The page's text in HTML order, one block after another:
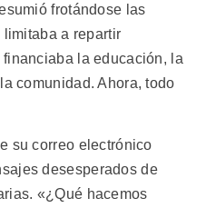
frotándose las
a repartir
la educación, la
comunidad. Ahora, todo
su correo electrónico
desesperados de
«¿Qué hacemos